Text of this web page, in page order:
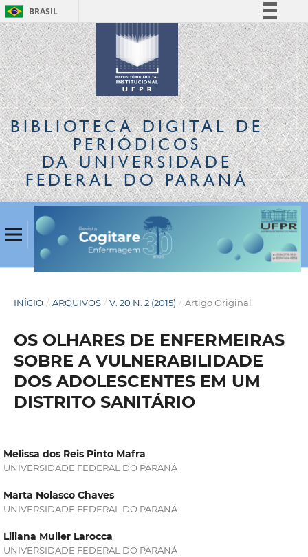
BRASIL
Simplifique!
Comunica BR
Participe
Acesso à informação
Legislação
Canais
BIBLIOTECA DIGITALDE
PERIÓDICOS
DA UNIVERSIDADE
FEDERAL DO PARANÁ
INÍCIO / ARQUIVOS / V. 20 N. 2 (2015) / Artigo Original
OS OLHARES DE ENFERMEIRAS
SOBRE A VULNERABILIDADE
DOS ADOLESCENTES EM UM
DISTRITO SANITÁRIO
Melissa dos Reis Pinto Mafra
UNIVERSIDADE FEDERAL DO PARANÁ
Marta Nolasco Chaves
UNIVERSIDADE FEDERAL DO PARANÁ
Liliana Muller Larocca
UNIVERSIDADE FEDERAL DO PARANÁ